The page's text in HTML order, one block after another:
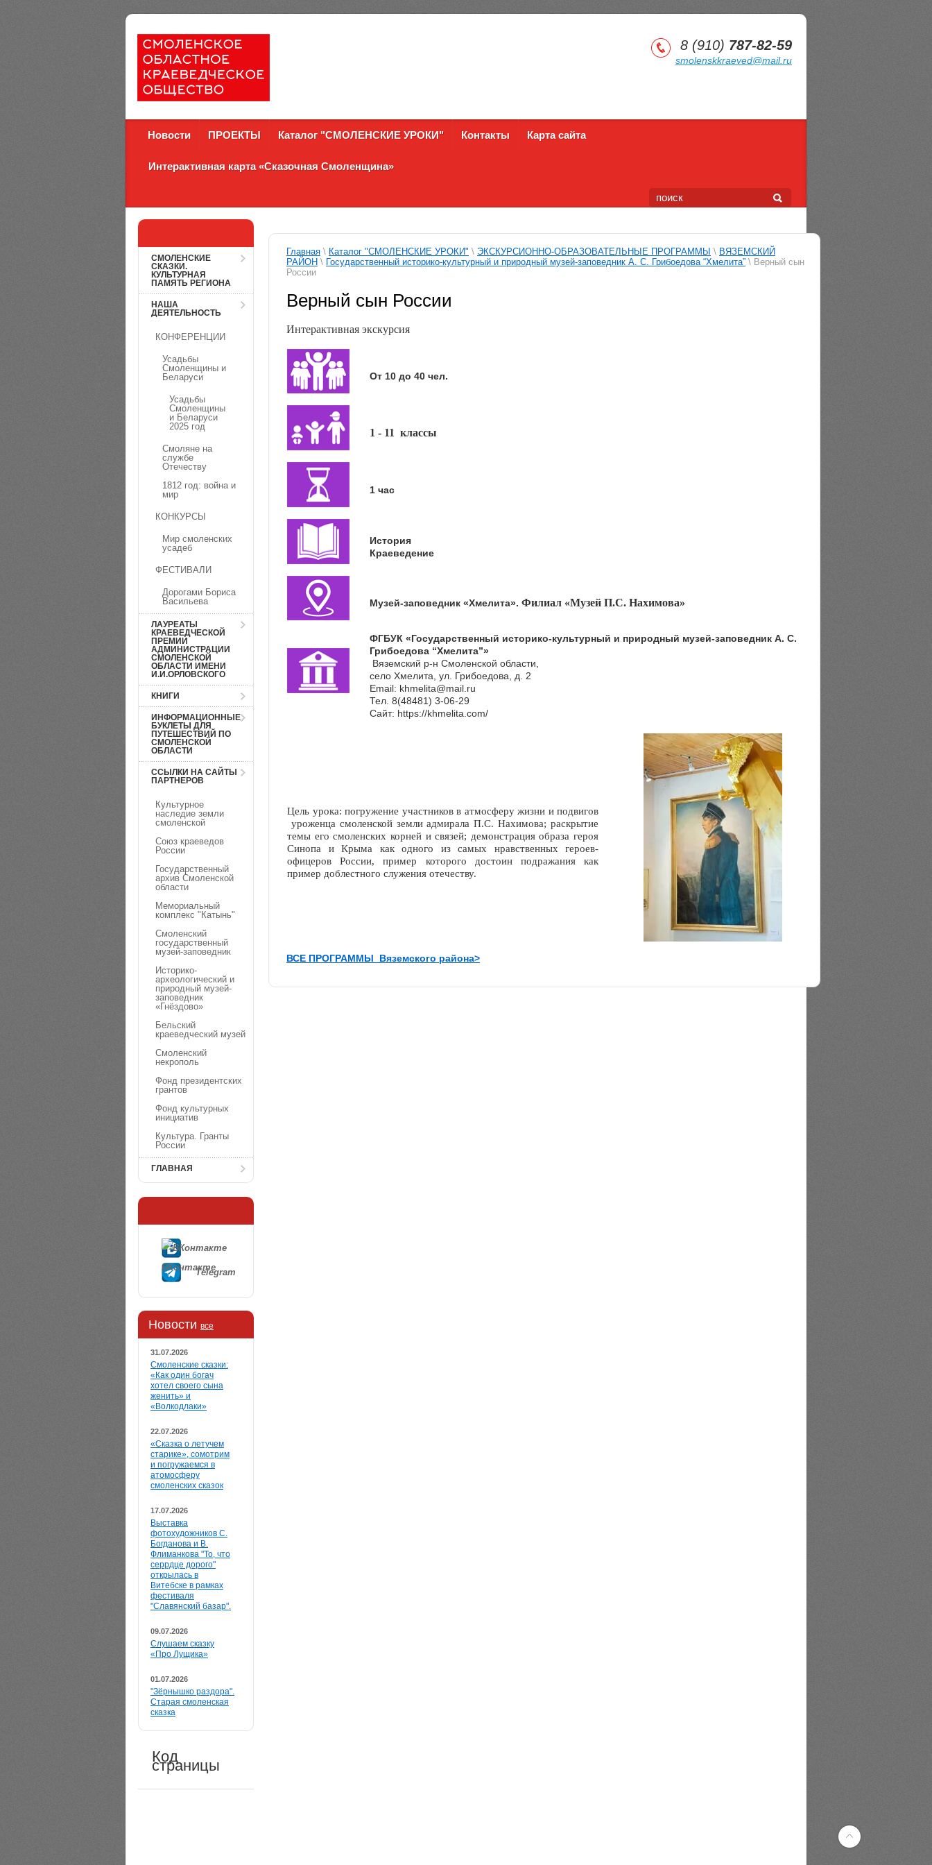
8 (910) 787-82-59
smolenskkraeved@mail.ru
Новости ПРОЕКТЫ Каталог "СМОЛЕНСКИЕ УРОКИ" Контакты Карта сайта
Интерактивная карта «Сказочная Смоленщина»
СМОЛЕНСКИЕ
СКАЗКИ.
КУЛЬТУРНАЯ
ПАМЯТЬ РЕГИОНА
НАША
ДЕЯТЕЛЬНОСТЬ
КОНФЕРЕНЦИИ
Усадьбы
Смоленщины и
Беларуси
Усадьбы
Смоленщины
и Беларуси
2025 год
Смоляне на
службе
Отечеству
1812 год: война и
мир
КОНКУРСЫ
Мир смоленских
усадеб
ФЕСТИВАЛИ
Дорогами Бориса
Васильева
ЛАУРЕАТЫ
КРАЕВЕДЧЕСКОЙ
ПРЕМИИ
АДМИНИСТРАЦИИ
СМОЛЕНСКОЙ
ОБЛАСТИ ИМЕНИ
И.И.ОРЛОВСКОГО
КНИГИ
ИНФОРМАЦИОННЫЕ
БУКЛЕТЫ ДЛЯ
ПУТЕШЕСТВИЙ ПО
СМОЛЕНСКОЙ
ОБЛАСТИ
ССЫЛКИ НА САЙТЫ
ПАРТНЕРОВ
Культурное
наследие земли
смоленской
Союз краеведов
России
Государственный
архив Смоленской
области
Мемориальный
комплекс "Катынь"
Смоленский
государственный
музей-заповедник
Историко-
археологический и
природный музей-
заповедник
«Гнёздово»
Бельский
краеведческий музей
Смоленский
некрополь
Фонд президентских
грантов
Фонд культурных
инициатив
Культура. Гранты
России
ГЛАВНАЯ
ВКонтактеTelegram
Новости все
31.07.2026
Смоленские сказки:
«Как один богач
хотел своего сына
женить» и
«Волкодлаки»
22.07.2026
«Сказка о летучем
старике», сомотрим
и погружаемся в
атомосферу
смоленских сказок
17.07.2026
Выставка
фотохудожников С.
Богданова и В.
Флиманкова "То, что
серрдце дорого"
открылась в
Витебске в рамках
фестиваля
"Славянский базар".
09.07.2026
Слушаем сказку
«Про Лущика»
01.07.2026
"Зёрнышко раздора".
Старая смоленская
сказка
Код
страницы
Главная \ Каталог "СМОЛЕНСКИЕ УРОКИ" \ ЭКСКУРСИОННО-ОБРАЗОВАТЕЛЬНЫЕ ПРОГРАММЫ \ ВЯЗЕМСКИЙ
РАЙОН \ Государственный историко-культурный и природный музей-заповедник А. С. Грибоедова “Хмелита” \ Верный сын
России
Верный сын России
Интерактивная экскурсия
От 10 до 40 чел.
1 - 11 классы
1 час
История
Краеведение
Музей-заповедник «Хмелита». Филиал «Музей П.С. Нахимова»
ФГБУК «Государственный историко-культурный и природный музей-заповедник А. С.
Грибоедова “Хмелита”»
Вяземский р-н Смоленской области,
село Хмелита, ул. Грибоедова, д. 2
Email: khmelita@mail.ru
Тел. 8(48481) 3-06-29
Сайт: https://khmelita.com/
Цель урока: погружение участников в атмосферу жизни и подвигов
уроженца смоленской земли адмирала П.С. Нахимова; раскрытие
темы его смоленских корней и связей; демонстрация образа героя
Синопа и Крыма как одного из самых нравственных героев-
офицеров России, пример которого достоин подражания как
пример доблестного служения отечеству.
ВСЕ ПРОГРАММЫ Вяземского района>